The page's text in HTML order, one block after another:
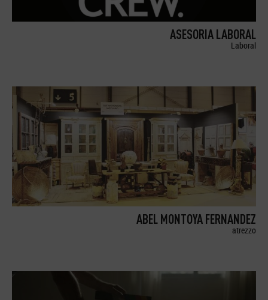
ASESORIA LABORAL
Laboral
ABEL MONTOYA FERNANDEZ
atrezzo